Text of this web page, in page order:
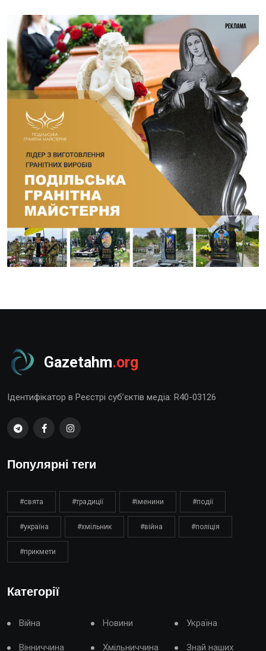
Gazetahm.org
Ідентифікатор в Реєстрі суб’єктів медіа: R40-03126
Популярні теги
#свята #традиції #іменини #події
#україна #хмільник #війна #поліція
#прикмети
Категорії
Війна Новини Україна
Вінниччина Хмільниччина Знай наших